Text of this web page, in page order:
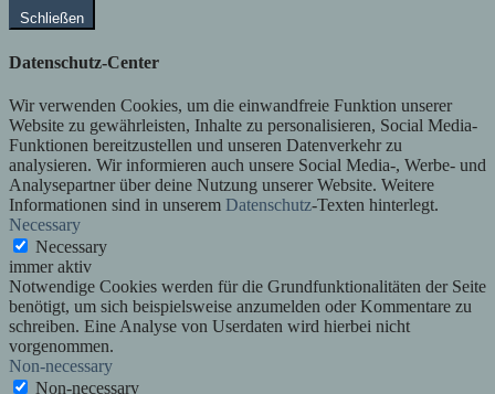
Schließen
Datenschutz-Center
Wir verwenden Cookies, um die einwandfreie Funktion unserer
Website zu gewährleisten, Inhalte zu personalisieren, Social Media-
Funktionen bereitzustellen und unseren Datenverkehr zu
analysieren. Wir informieren auch unsere Social Media-, Werbe- und
Analysepartner über deine Nutzung unserer Website. Weitere
Informationen sind in unserem Datenschutz-Texten hinterlegt.
Necessary
Necessary
immer aktiv
Notwendige Cookies werden für die Grundfunktionalitäten der Seite
benötigt, um sich beispielsweise anzumelden oder Kommentare zu
schreiben. Eine Analyse von Userdaten wird hierbei nicht
vorgenommen.
Non-necessary
Non-necessary